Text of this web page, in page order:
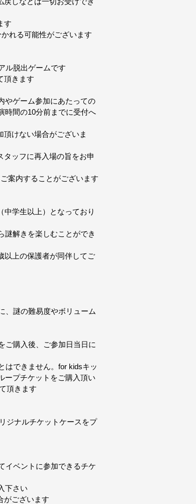
す
れる可能性がございます
ル脱出ゲームです
頂きます
やゲーム参加にあたっての
時間の10分前までに受付へ
けない場合がございま
ッフに再入場の旨をお申
案内することがございます
学生以上）となっており
謎解きを楽しむことができ
以上の保護者が同伴してご
、謎の難易度やボリューム
ご購入後、ご参加日当日に
はできません。for kidsキッ
ープチケットをご購入頂い
頂きます
ジナルチケットケースをプ
イベントに参加できるチケ
下さい
がございます